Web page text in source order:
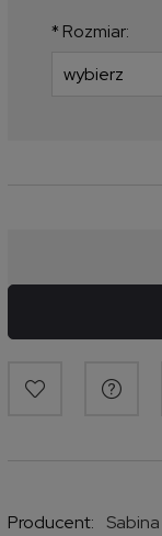
* Rozmiar:
Producent:
Sabina